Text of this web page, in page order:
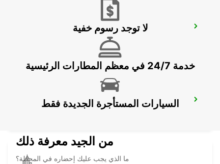
TALLINN AIRPORT
TALLINN CITY
لا توجد رسوم خفية
خدمة 24/7 في معظم المطارات الرئيسية
السيارات المستأجرة الجديدة فقط
من الجيد معرفة ذلك
ما الذي يجب عليك إحضاره في المحطة؟